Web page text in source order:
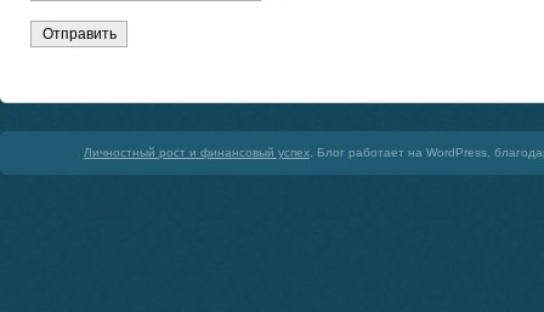
Личностный рост и финансовый успех . Блог работает на WordPress,